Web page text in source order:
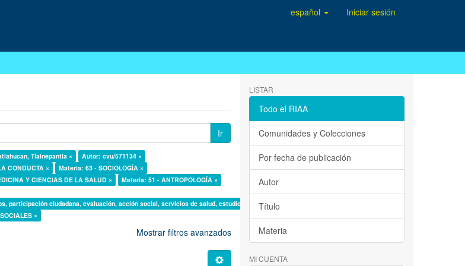
español Iniciar sesión
Ir
Tlalnepantla ×
Autor: cvu/571134 ×
CONDUCTA ×
Materia: 63 - SOCIOLOGÍA ×
Y CIENCIAS DE LA SALUD ×
Materia: 51 - ANTROPOLOGÍA ×
participación ciudadana, evaluación, acción social, servicios de salud, estudio de casos ×
×
Mostrar filtros avanzados
LISTAR
Todo el RIAA
Comunidades y Colecciones
Por fecha de publicación
Autor
Título
Materia
MI CUENTA